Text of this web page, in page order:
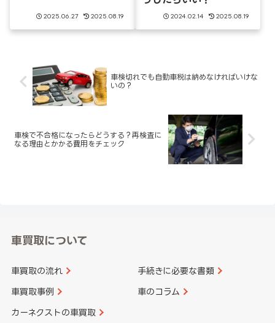
2025.06.27 2025.08.19 2024.02.14 2025.08.19
車検切れでも自動車税は納めなければいけな
いの？
車検で不合格になったらどうする？再検査に
なる理由とかかる費用をチェック
車買取について
車買取の流れ 手続きに必要な書類
車買取事例 車のコラム
カーネクストの車買取